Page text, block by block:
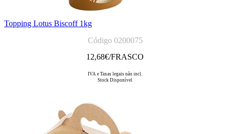
Topping Lotus Biscoff 1kg
Código 0200075
12,68€/FRASCO
IVA e Taxas legais não incl.
Stock Disponível